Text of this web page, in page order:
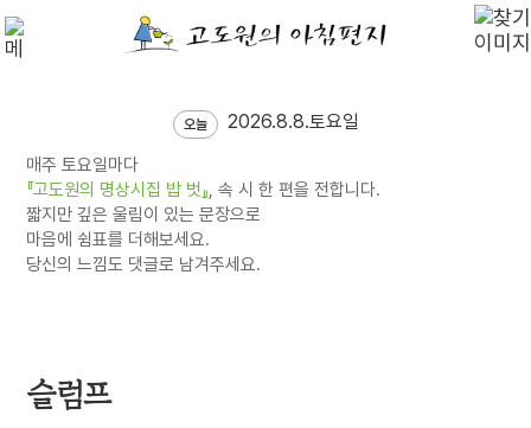
오늘 2026.8.8.토요일
매주 토요일마다
『고도원의 명상시집 밥 벗』, 속 시 한 편을 전합니다.
짧지만 깊은 울림이 있는 문장으로
마음에 쉼표를 더해보세요.
당신의 느낌도 댓글로 남겨주세요.
슬럼프